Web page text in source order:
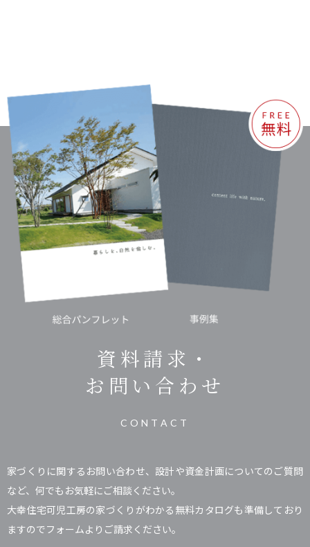
資料請求・
お問い合わせ
CONTACT
家づくりに関するお問い合わせ、設計や資金計画についてのご質問
など、何でもお気軽にご相談ください。
大幸住宅可児工房の家づくりがわかる無料カタログも準備しており
ますのでフォームよりご請求ください。